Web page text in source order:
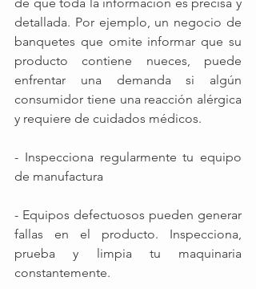
de que toda la información es precisa y
detallada. Por ejemplo, un negocio de
banquetes que omite informar que su
producto contiene nueces, puede
enfrentar una demanda si algún
consumidor tiene una reacción alérgica
y requiere de cuidados médicos.
- Inspecciona regularmente tu equipo
de manufactura
- Equipos defectuosos pueden generar
fallas en el producto. Inspecciona,
prueba y limpia tu maquinaria
constantemente.